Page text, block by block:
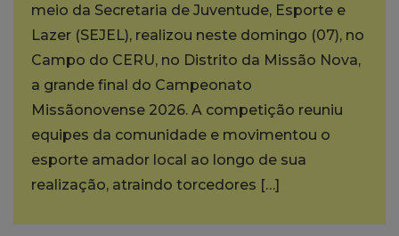
meio da Secretaria de Juventude, Esporte e
Lazer (SEJEL), realizou neste domingo (07), no
Campo do CERU, no Distrito da Missão Nova,
a grande final do Campeonato
Missãonovense 2026. A competição reuniu
equipes da comunidade e movimentou o
esporte amador local ao longo de sua
realização, atraindo torcedores […]